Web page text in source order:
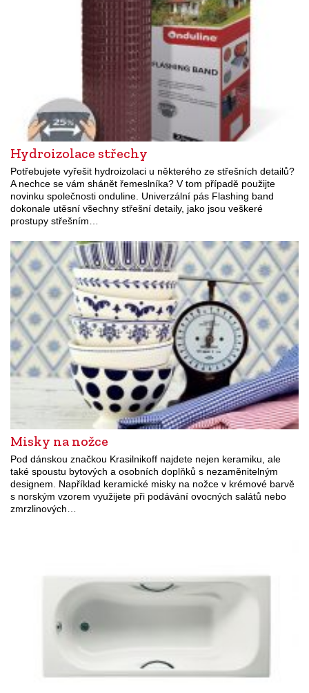
Hydroizolace střechy
Potřebujete vyřešit hydroizolaci u některého ze střešních detailů?
A nechce se vám shánět řemeslníka? V tom případě použijte
novinku společnosti onduline. Univerzální pás Flashing band
dokonale utěsní všechny střešní detaily, jako jsou veškeré
prostupy střešním…
Misky na nožce
Pod dánskou značkou Krasilnikoff najdete nejen keramiku, ale
také spoustu bytových a osobních doplňků s nezaměnitelným
designem. Například keramické misky na nožce v krémové barvě
s norským vzorem využijete při podávání ovocných salátů nebo
zmrzlinových…